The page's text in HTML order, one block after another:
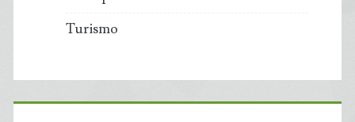
Turismo